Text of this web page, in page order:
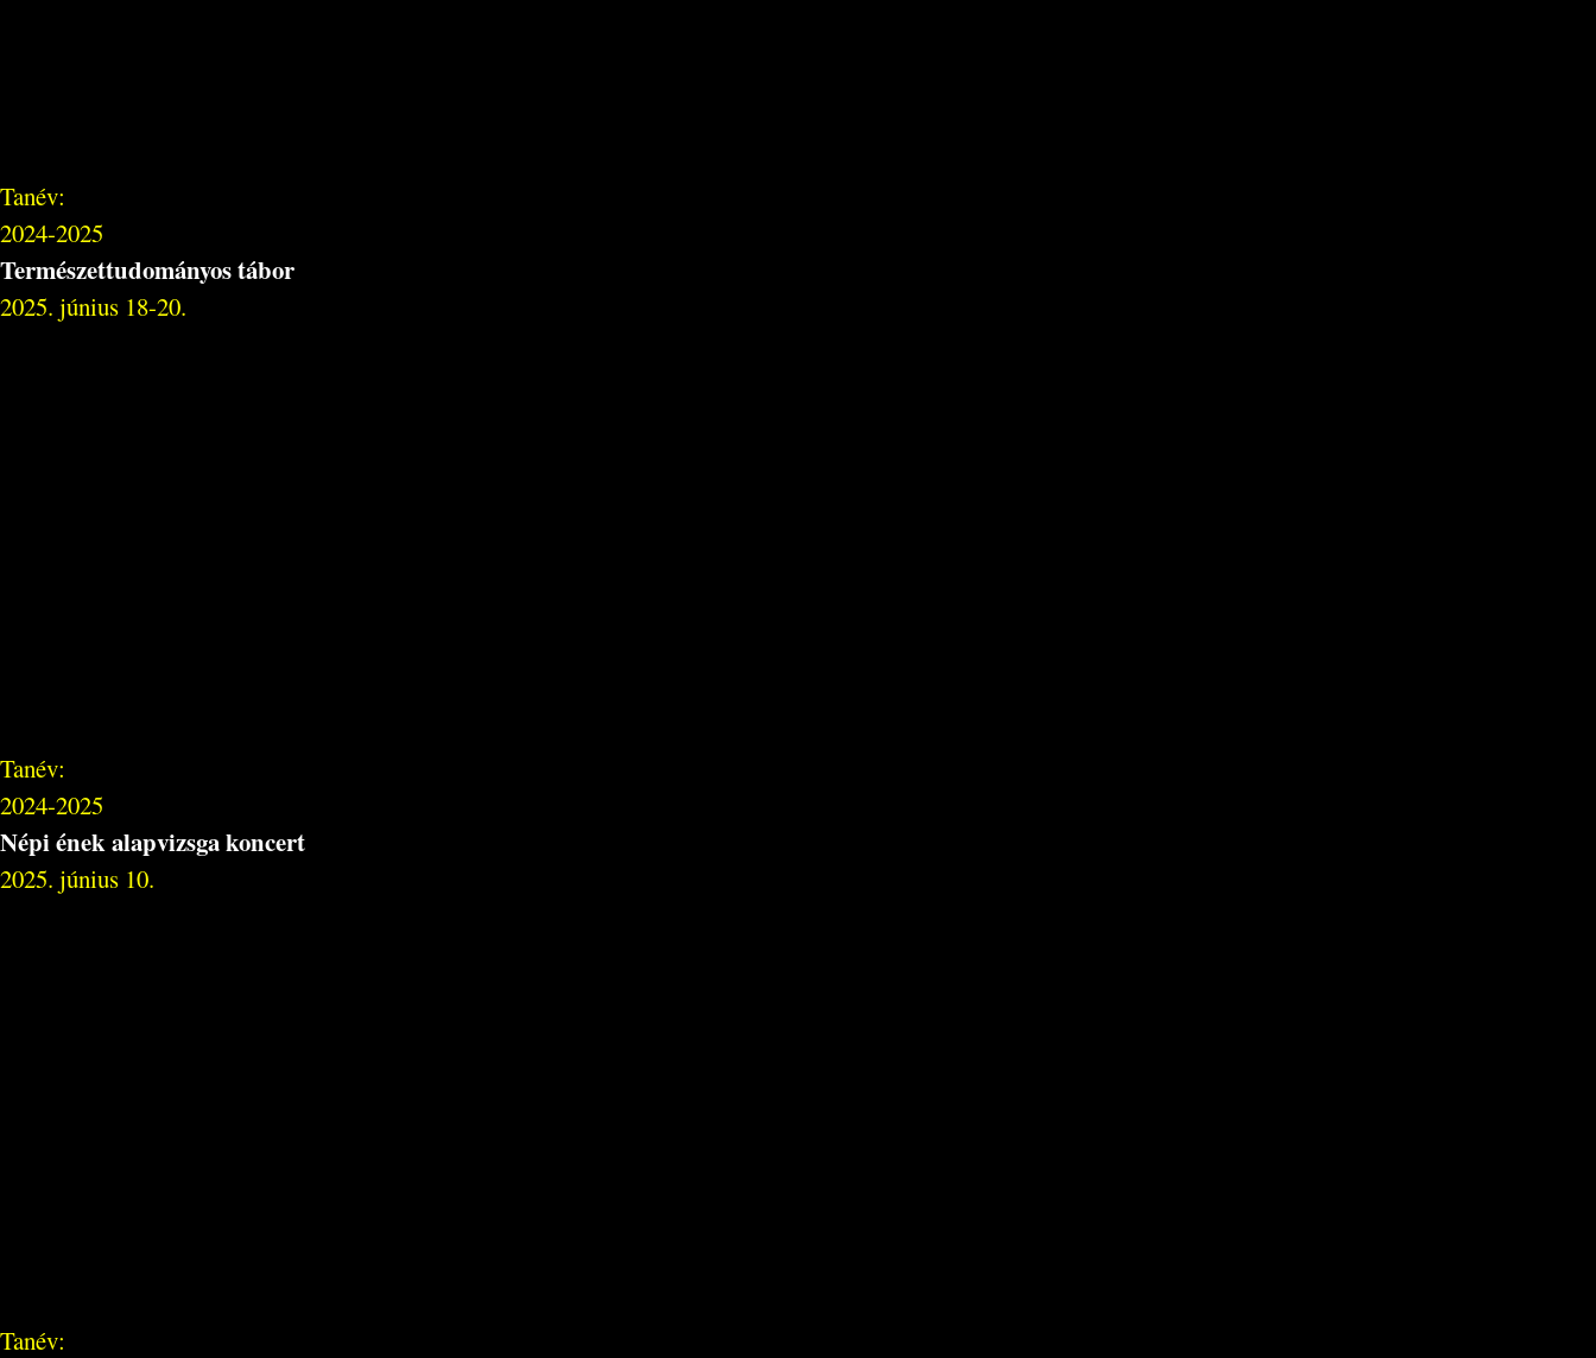
Tanév:
2024-2025
Természettudományos tábor
2025. június 18-20.
Tanév:
2024-2025
Népi ének alapvizsga koncert
2025. június 10.
Tanév: